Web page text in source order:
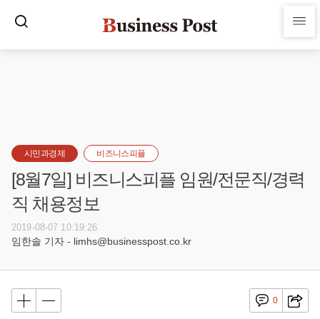
시민과경제 비즈니스피플
[8월7일] 비즈니스피플 임원/전문직/경력
직 채용정보
2019-08-07 10:19:26
임한솔 기자 - limhs@businesspost.co.kr
0